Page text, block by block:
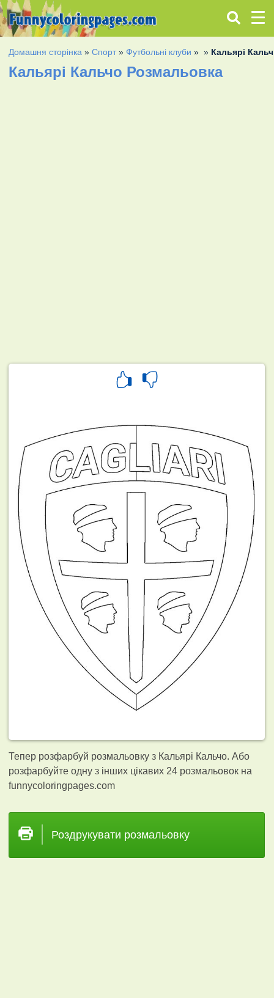
Домашня сторінка »Спорт»Футбольні клуби » » Кальярі
Кальярі Кальчо Розмальовка
Тепер розфарбуй розмальовку з Кальярі Кальчо. Або
розфарбуйте одну з інших цікавих 24 розмальовок на
funnycoloringpages.com
Роздрукувати розмальовку